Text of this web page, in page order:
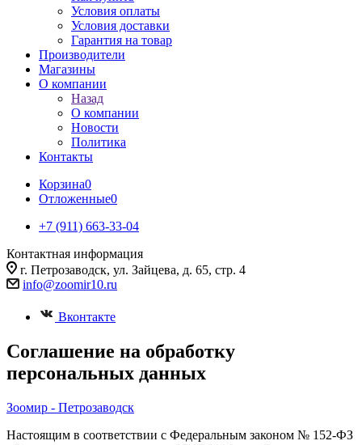
Условия оплаты
Условия доставки
Гарантия на товар
Производители
Магазины
О компании
Назад
О компании
Новости
Политика
Контакты
Корзина0
Отложенные0
+7 (911) 663-33-04
Контактная информация
г. Петрозаводск, ул. Зайцева, д. 65, стр. 4
info@zoomir10.ru
Вконтакте
Соглашение на обработку
персональных данных
Зоомир - Петрозаводск
Настоящим в соответствии с Федеральным законом № 152-ФЗ